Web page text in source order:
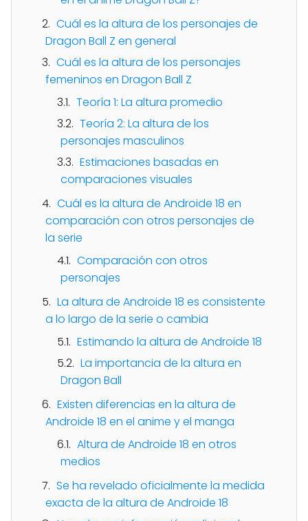
Cuál es la altura de los personajes de
Dragon Ball Z en general
Cuál es la altura de los personajes
femeninos en Dragon Ball Z
Teoría 1: La altura promedio
Teoría 2: La altura de los
personajes masculinos
Estimaciones basadas en
comparaciones visuales
Cuál es la altura de Androide 18 en
comparación con otros personajes de
la serie
Comparación con otros
personajes
La altura de Androide 18 es consistente
a lo largo de la serie o cambia
Estimando la altura de Androide 18
La importancia de la altura en
Dragon Ball
Existen diferencias en la altura de
Androide 18 en el anime y el manga
Altura de Androide 18 en otros
medios
Se ha revelado oficialmente la medida
exacta de la altura de Androide 18